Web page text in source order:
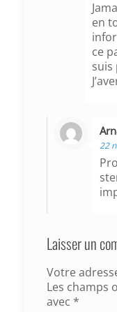
en
ce
suis
22
Laisser un
Votre
Les champs
avec *